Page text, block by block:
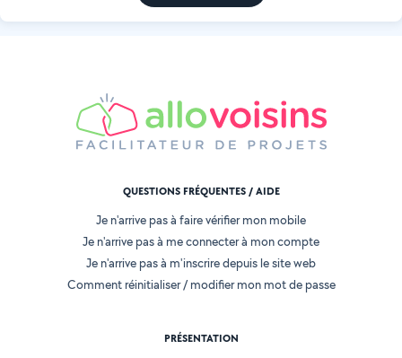
QUESTIONS FRÉQUENTES / AIDE
Je n'arrive pas à faire vérifier mon mobile
Je n'arrive pas à me connecter à mon compte
Je n'arrive pas à m'inscrire depuis le site web
Comment réinitialiser / modifier mon mot de passe
PRÉSENTATION